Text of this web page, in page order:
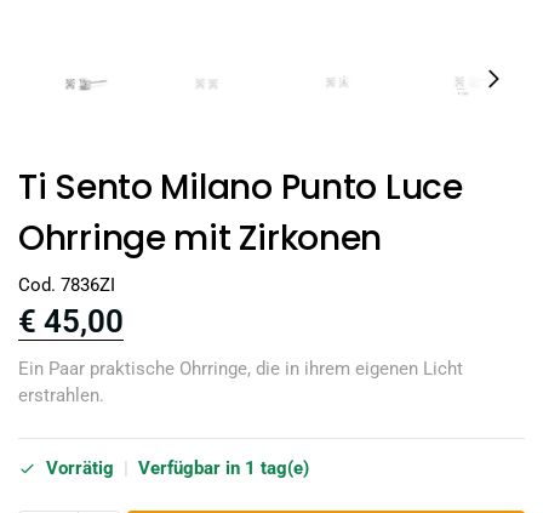
Ti Sento Milano Punto Luce
Ohrringe mit Zirkonen
Cod. 7836ZI
€ 45,00
Ein Paar praktische Ohrringe, die in ihrem eigenen Licht
erstrahlen.
Vorrätig Verfügbar in 1 tag(e)